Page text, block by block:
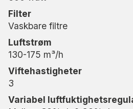
og utvid garantien fra 2 til 3 år.
MRD20 er det perfekte valget
sørger effektivt for at
fukt, lukt og mugg.
Filter
Vaskbare filtre
Luftstrøm
130-175 m³/h
Viftehastigheter
3
Variabel